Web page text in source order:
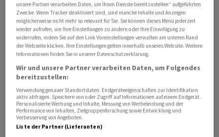
Die Aktien des Hautpflegespezialisten reagieren aber
nicht auf die Neuigkeiten und stehen sogar 0,3 Prozent
tiefer bei 94,88 Franken. Zeitgleich legt derSPIum 0,38
Prozent auf 17'272 Punkte zu.
Die Analysten von Berenberg begründen die Anhebung
des Kursziels zum einen mit dem stark und schnell
wachsenden Dermatologiebereich, in demGalderma
tätig ist. Zum anderen verfüge das Unternehmen über
eine erstklassige Portfoliopositionierung.
unsere Partner verarbeiten Daten, um Ihnen Dienste bereitzustellen“ aufgeführten
Zwecke. Wenn Tracker deaktiviert sind, sind manche Inhalte und Anzeigen
möglicherweise nicht mehr so relevant für Sie. Sie können dieses Menü jederzeit
wieder aufrufen, um Ihre Einstellungen zu ändern oder Ihre Einwilligung zu
widerrufen, indem Sie auf den Link Voreinstellungen verwalten am unteren Rand
der Webseite klicken. Ihre Einstellungen gelten innerhalb unseres Website. Weitere
Informationen finden Sie in unserer Datenschutzerklärung.
Wir und unsere Partner verarbeiten Daten, um Folgendes
bereitzustellen:
Verwendung genauer Standortdaten. Endgeräteeigenschaften zur Identifikation
aktiv abfragen. Speichern von oder Zugriff auf Informationen auf einem Endgerät.
Personalisierte Werbung und Inhalte, Messung von Werbeleistung und der
Performance von Inhalten, Zielgruppenforschung sowie Entwicklung und
Verbesserung von Angeboten.
Liste der Partner (Lieferanten)